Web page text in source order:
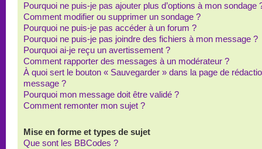
Pourquoi ne puis-je pas ajouter plus d’options à mon sondage
Comment modifier ou supprimer un sondage ?
Pourquoi ne puis-je pas accéder à un forum ?
Pourquoi ne puis-je pas joindre des fichiers à mon message ?
Pourquoi ai-je reçu un avertissement ?
Comment rapporter des messages à un modérateur ?
À quoi sert le bouton « Sauvegarder » dans la page de
message ?
Pourquoi mon message doit être validé ?
Comment remonter mon sujet ?
Mise en forme et types de sujet
Que sont les BBCodes ?